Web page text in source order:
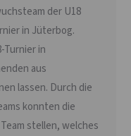
der U18
in Jüterbog.
Turnier in
aus
lassen. Durch die
konnten die
stellen, welches